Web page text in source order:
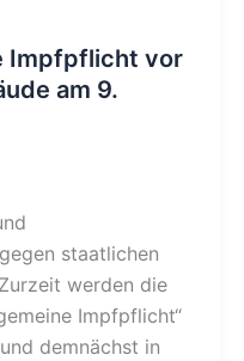
Impfpflicht vor
am 9.
staatlichen
werden die
Impfpflicht“
demnächst in